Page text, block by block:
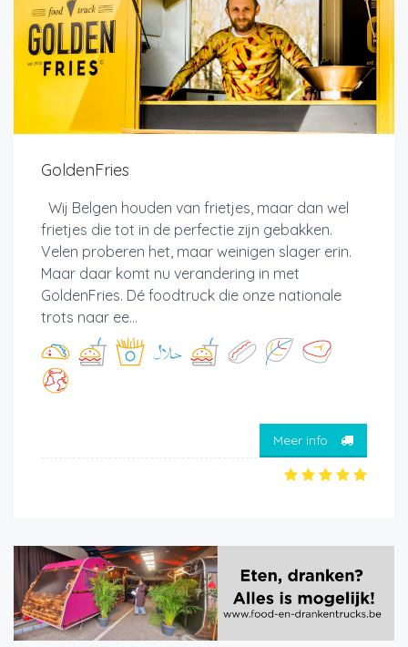
GoldenFries
Wij Belgen houden van frietjes, maar dan wel
frietjes die tot in de perfectie zijn gebakken.
Velen proberen het, maar weinigen slager erin.
Maar daar komt nu verandering in met
GoldenFries. Dé foodtruck die onze nationale
trots naar ee...
Meer info